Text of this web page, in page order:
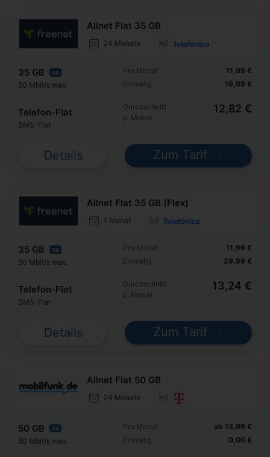
Allnet Flat 35 GB
24 Monate
35 GB 5G
50 Mbit/s max.
Telefon-Flat
SMS-Flat
Pro Monat
Einmalig
11,99 €
19,99 €
Durchschnitt
p. Monat
12,82 €
Details Zum Tarif
Allnet Flat 35 GB (Flex)
1 Monat
35 GB 5G
50 Mbit/s max.
Telefon-Flat
SMS-Flat
Pro Monat
Einmalig
11,99 €
29,99 €
Durchschnitt
p. Monat
13,24 €
Details Zum Tarif
Allnet Flat 50 GB
24 Monate
50 GB 5G
50 Mbit/s max.
Pro Monat
Einmalig
ab 13,99 €
0,00 €